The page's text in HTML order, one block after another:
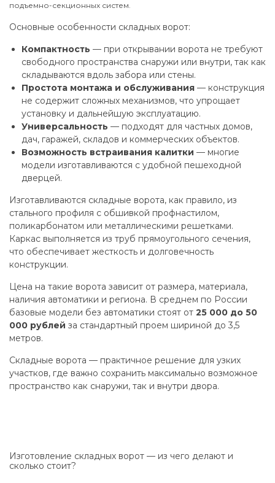
подъемно-секционных систем.
Основные особенности складных ворот:
Компактность — при открывании ворота не требуют
свободного пространства снаружи или внутри, так как
складываются вдоль забора или стены.
Простота монтажа и обслуживания — конструкция
не содержит сложных механизмов, что упрощает
установку и дальнейшую эксплуатацию.
Универсальность — подходят для частных домов,
дач, гаражей, складов и коммерческих объектов.
Возможность встраивания калитки — многие
модели изготавливаются с удобной пешеходной
дверцей.
Изготавливаются складные ворота, как правило, из
стального профиля с обшивкой профнастилом,
поликарбонатом или металлическими решетками.
Каркас выполняется из труб прямоугольного сечения,
что обеспечивает жесткость и долговечность
конструкции.
Цена на такие ворота зависит от размера, материала,
наличия автоматики и региона. В среднем по России
базовые модели без автоматики стоят от 25 000 до 50
000 рублей за стандартный проем шириной до 3,5
метров.
Складные ворота — практичное решение для узких
участков, где важно сохранить максимально возможное
пространство как снаружи, так и внутри двора.
Изготовление складных ворот — из чего делают и
сколько стоит?